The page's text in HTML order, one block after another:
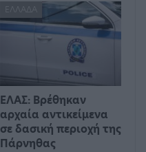
ΕΛΛΆΔΑ
ΕΛΑΣ: Βρέθηκαν
αρχαία αντικείμενα
σε δασική περιοχή της
Πάρνηθας